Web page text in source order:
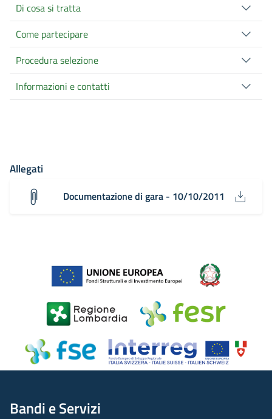
Di cosa si tratta
Come partecipare
Procedura selezione
Informazioni e contatti
Allegati
Documentazione di gara - 10/10/2011
Bandi e Servizi